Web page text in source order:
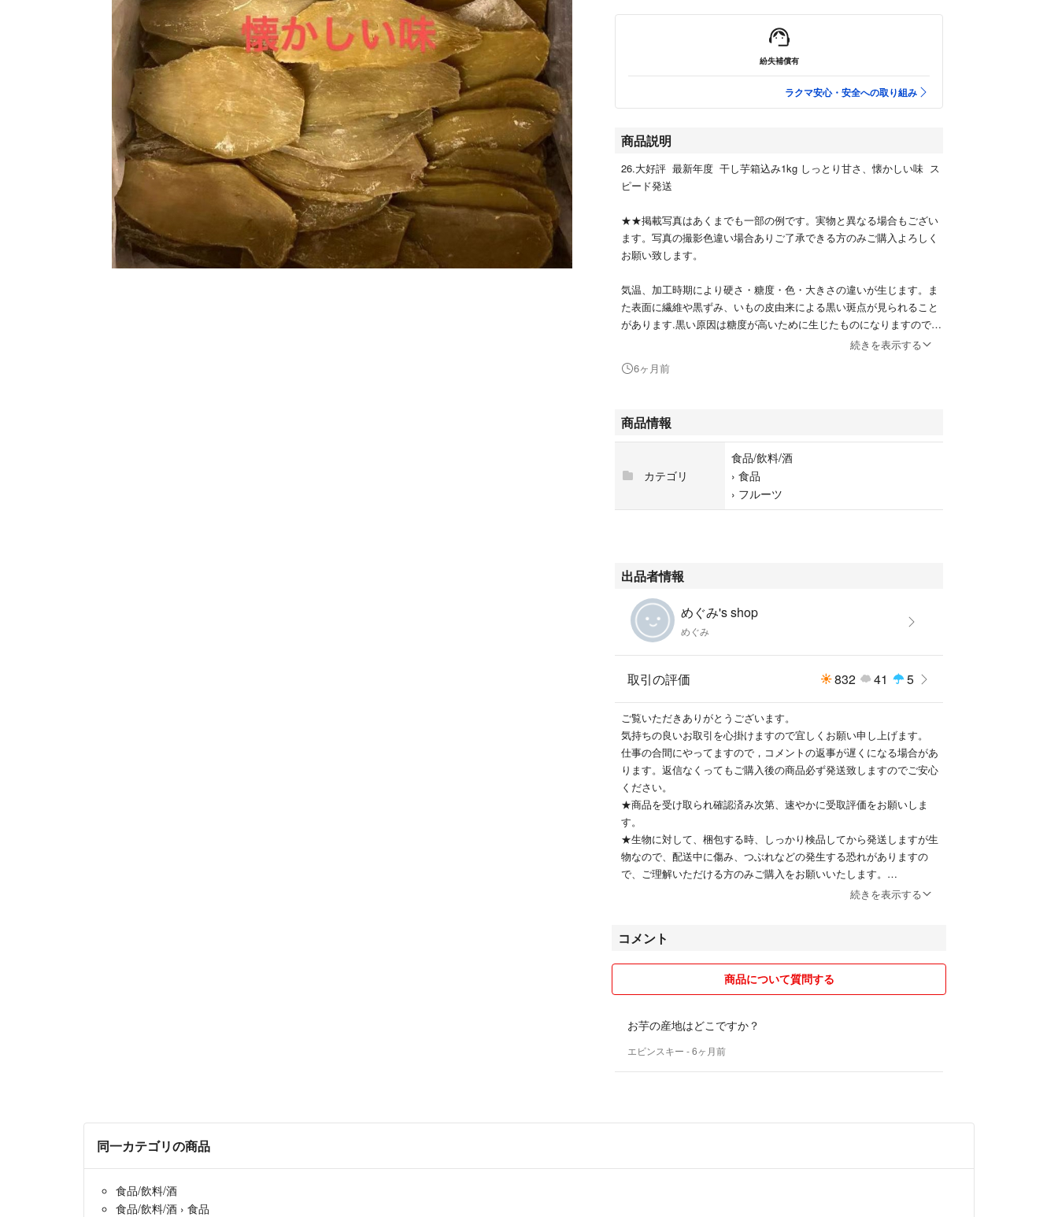
紛失補償有
ラクマ安心・安全への取り組み
商品説明
26.大好評 最新年度 干し芋箱込み1kg しっとり甘さ、懐かしい味 ス
ピード発送
★★掲載写真はあくまでも一部の例です。実物と異なる場合もござい
ます。写真の撮影色違い場合ありご了承できる方のみご購入よろしく
お願い致します。
気温、加工時期により硬さ・糖度・色・大きさの違いが生じます。ま
た表面に繊維や黒ずみ、いもの皮由来による黒い斑点が見られること
があります.黒い原因は糖度が高いために生じたものになりますので、
品質に問題ありません。ほしいもの表面に白粉が吹く事があります
品質に問題はございません。
オーブンで少し焦げ目が付く位に焼けばさらに甘みが増します。電子
レンジで軽く温めて頂けるとやわらかくなって食べやすくなります。
★すぐに召し上がる分は冷蔵して、それ以外は冷凍庫で保存して下さ
い。
※生ものですので重さは多少前後致します。
※生ものにつきご購入後のキャンセル、返品、交換、クレーム対応等
は致しません。
ご登録住所への発送となります。別住所への発送をご希望の方は入札
前に登録を変更後、ご購入下さい。
ご理解のうえご入札よろしくお願い致します。
続きを表示する
6ヶ月前
商品情報
カテゴリ
食品/飲料/酒
› 食品
› フルーツ
出品者情報
めぐみ's shop
めぐみ
取引の評価 832 41 5
ご覧いただきありがとうございます。
気持ちの良いお取引を心掛けますので宜しくお願い申し上げます。
仕事の合間にやってますので，コメントの返事が遅くになる場合があ
ります。返信なくってもご購入後の商品必ず発送致しますのでご安心
ください。
★商品を受け取られ確認済み次第、速やかに受取評価をお願いしま
す。
★生物に対して、梱包する時、しっかり検品してから発送しますが生
物なので、配送中に傷み、つぶれなどの発生する恐れがありますの
で、ご理解いただける方のみご購入をお願いいたします。
★ご登録住所への発送となります。別住所への発送をご希望の方は入
対応致しません。
続きを表示する
コメント
商品について質問する
お芋の産地はどこですか？
エビンスキー - 6ヶ月前
同一カテゴリの商品
食品/飲料/酒
食品/飲料/酒 › 食品